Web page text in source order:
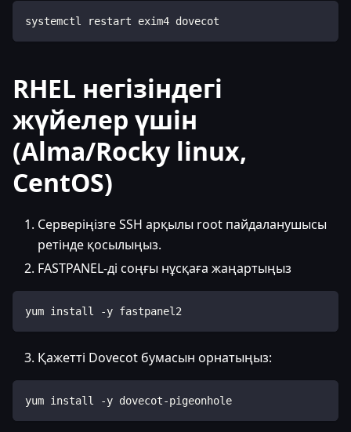
systemctl restart exim4 dovecot
RHEL негізіндегі
жүйелер үшін
(Alma/Rocky linux,
CentOS)
Серверіңізге SSH арқылы root пайдаланушысы
ретінде қосылыңыз.
FASTPANEL-ді соңғы нұсқаға жаңартыңыз
yum install -y fastpanel2
Қажетті Dovecot бумасын орнатыңыз:
yum install -y dovecot-pigeonhole